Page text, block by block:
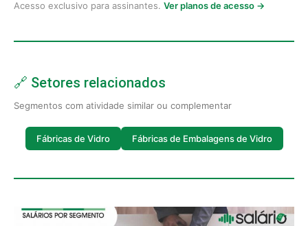
Acesso exclusivo para assinantes. Ver planos de acesso →
🔗 Setores relacionados
Segmentos com atividade similar ou complementar
Fábricas de Vidro Fábricas de Embalagens de Vidro